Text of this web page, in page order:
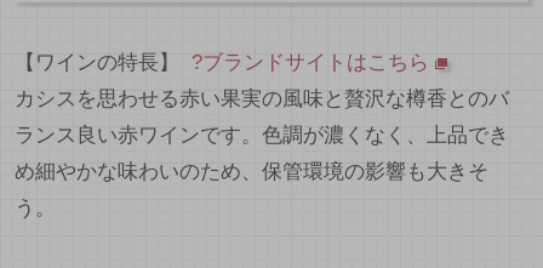
【ワインの特長】 ?ブランドサイトはこちら
カシスを思わせる赤い果実の風味と贅沢な樽香とのバ
ランス良い赤ワインです。色調が濃くなく、上品でき
め細やかな味わいのため、保管環境の影響も大きそ
う。